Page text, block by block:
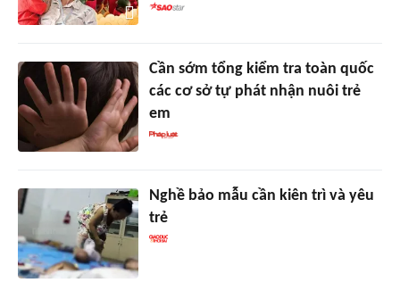
Cần sớm tổng kiểm tra toàn quốc
các cơ sở tự phát nhận nuôi trẻ
em
Nghề bảo mẫu cần kiên trì và yêu
trẻ